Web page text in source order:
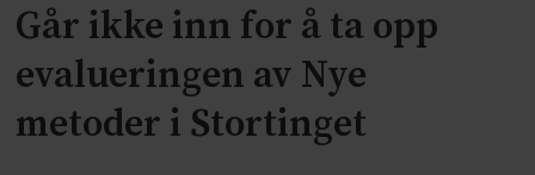
Går ikke inn for å ta opp
evalueringen av Nye
metoder i Stortinget